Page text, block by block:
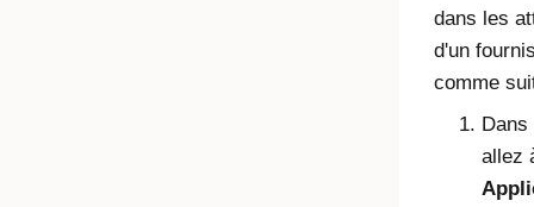
dans les
d'un
comme
allez